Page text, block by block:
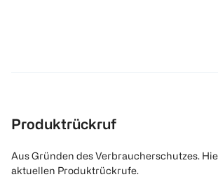
Produktrückruf
Aus Gründen des Verbraucherschutzes.
aktuellen Produktrückrufe.